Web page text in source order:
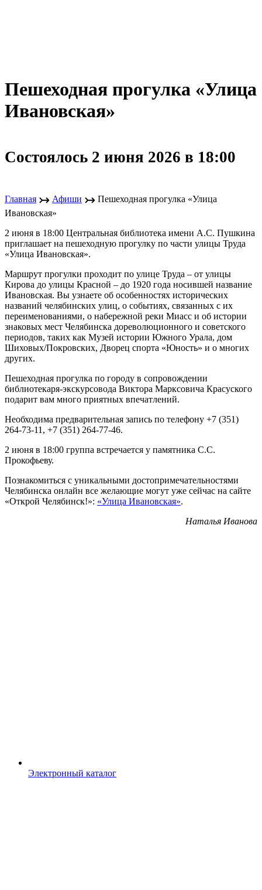
Пешеходная прогулка «Улица
Ивановская»
Состоялось 2 июня 2026 в 18:00
Главная ↣ Афиши ↣ Пешеходная прогулка «Улица
Ивановская»
2 июня в 18:00 Центральная библиотека имени А.С. Пушкина
приглашает на пешеходную прогулку по части улицы Труда
«Улица Ивановская».
Маршрут прогулки проходит по улице Труда – от улицы
Кирова до улицы Красной – до 1920 года носившей название
Ивановская. Вы узнаете об особенностях исторических
названий челябинских улиц, о событиях, связанных с их
переименованиями, о набережной реки Миасс и об истории
знаковых мест Челябинска дореволюционного и советского
периодов, таких как Музей истории Южного Урала, дом
Шиховых/Покровских, Дворец спорта «Юность» и о многих
других.
Пешеходная прогулка по городу в сопровождении
библиотекаря-экскурсовода Виктора Марксовича Красуского
подарит вам много приятных впечатлений.
Необходима предварительная запись по телефону +7 (351)
264-73-11, +7 (351) 264-77-46.
2 июня в 18:00 группа встречается у памятника С.С.
Прокофьеву.
Познакомиться с уникальными достопримечательностями
Челябинска онлайн все желающие могут уже сейчас на сайте
«Открой Челябинск!»: «Улица Ивановская».
Наталья Иванова
Электронный каталог